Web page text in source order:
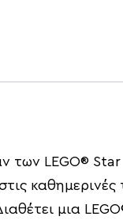
των LEGO® Star
καθημερινές
μια